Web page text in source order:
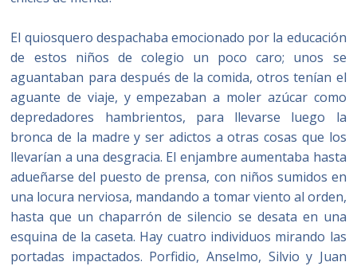
El quiosquero despachaba emocionado por la educación
de estos niños de colegio un poco caro; unos se
aguantaban para después de la comida, otros tenían el
aguante de viaje, y empezaban a moler azúcar como
depredadores hambrientos, para llevarse luego la
bronca de la madre y ser adictos a otras cosas que los
llevarían a una desgracia. El enjambre aumentaba hasta
adueñarse del puesto de prensa, con niños sumidos en
una locura nerviosa, mandando a tomar viento al orden,
hasta que un chaparrón de silencio se desata en una
esquina de la caseta. Hay cuatro individuos mirando las
portadas impactados. Porfidio, Anselmo, Silvio y Juan